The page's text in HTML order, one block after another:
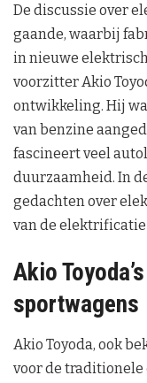
De discussie over
gaande, waarbij
in nieuwe
voorzitter Akio
ontwikkeling. Hij
van benzine
fascineert veel
duurzaamheid. In
gedachten over
van de
Akio
sportwagens
Akio Toyoda, ook
voor de traditionele